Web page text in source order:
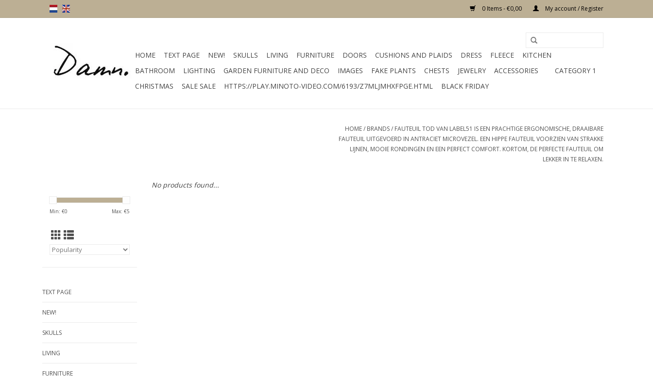
0 Items - €0,00 My account / Register
HOME TEXT PAGE NEW! SKULLS LIVING FURNITURE DOORS CUSHIONS AND PLAIDS DRESS FLEECE
KITCHEN
BATHROOM
LIGHTING GARDEN FURNITURE AND DECO IMAGES FAKE PLANTS CHESTS JEWELRY ACCESSORIES
CATEGORY 1
CHRISTMAS
SALE SALE HTTPS://PLAY.MINOTO-VIDEO.COM/6193/Z7MLJMHXFPGE.HTML BLACK FRIDAY
HOME/ BRANDS/ FAUTEUIL TOD VAN LABEL51 IS EEN PRACHTIGE ERGONOMISCHE, DRAAIBARE
FAUTEUIL UITGEVOERD IN ANTRACIET MICROVEZEL. EEN HIPPE FAUTEUIL VOORZIEN VAN STRAKKE
LIJNEN, MOOIE RONDINGEN EN EEN PERFECT COMFORT. KORTOM, DE PERFECTE FAUTEUIL OM
LEKKER IN TE RELAXEN.
Min: €0 Max: €5
TEXT PAGE
NEW!
SKULLS
LIVING
FURNITURE
No products found...